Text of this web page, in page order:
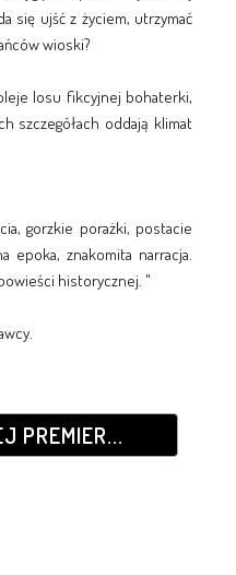
się ujść z życiem, utrzymać
wioski?
losu fikcyjnej bohaterki,
szczegółach oddają klimat
gorzkie porażki, postacie
epoka, znakomita narracja.
historycznej. "
PREMIER...